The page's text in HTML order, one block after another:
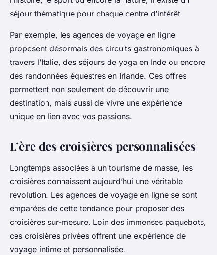
séjour thématique pour chaque centre d’intérêt.
Par exemple, les agences de voyage en ligne
proposent désormais des circuits gastronomiques à
travers l’Italie, des séjours de yoga en Inde ou encore
des randonnées équestres en Irlande. Ces offres
permettent non seulement de découvrir une
destination, mais aussi de vivre une expérience
unique en lien avec vos passions.
L’ère des croisières personnalisées
Longtemps associées à un tourisme de masse, les
croisières connaissent aujourd’hui une véritable
révolution. Les agences de voyage en ligne se sont
emparées de cette tendance pour proposer des
croisières sur-mesure. Loin des immenses paquebots,
ces croisières privées offrent une expérience de
voyage intime et personnalisée.